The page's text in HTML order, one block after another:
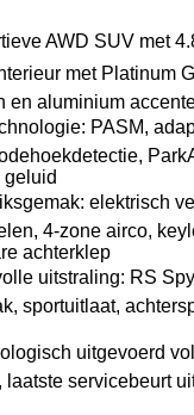
AWD SUV met
met Platinum
en aluminium
PASM,
geluid
elektrisch
4-zone airco,
achterklep
uitstraling: RS
sportuitlaat,
uitgevoerd
servicebeurt